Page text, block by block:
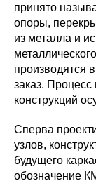
принято
опоры,
из металла и
производятся
заказ. Процесс
конструкций
Сперва
узлов,
будущего
обозначение